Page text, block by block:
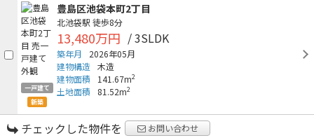
一戸建て
新築
豊島区池袋本町2丁目
北池袋駅 徒歩8分
13,480万円 / 3SLDK
築年月
2026年05月
建物構造 木造
建物面積
141.67m2
土地面積 81.52m2
チェックした物件を お問い合わせ